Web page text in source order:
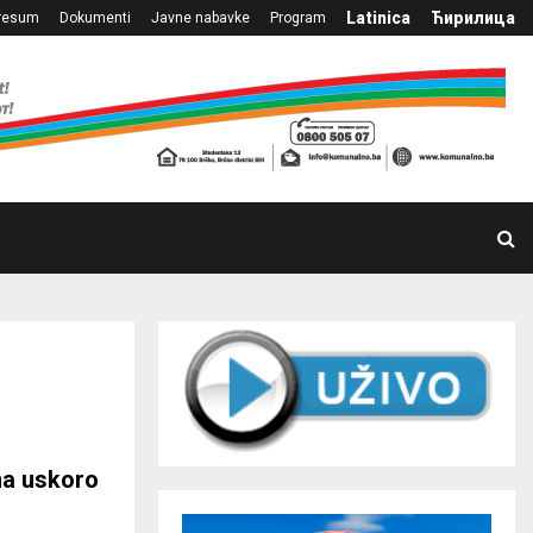
Dokumenti Javne nabavke Program Latinica Ћирилица
uskoro